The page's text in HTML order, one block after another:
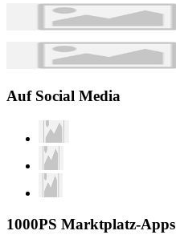
Auf Social Media
1000PS Marktplatz-Apps